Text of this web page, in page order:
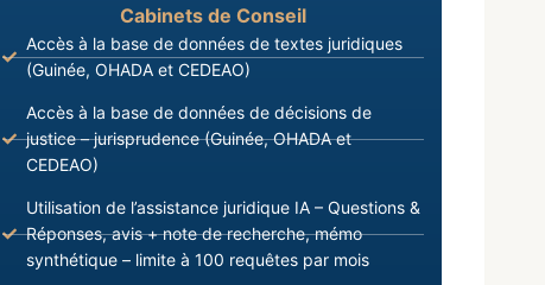
Cabinets de Conseil
Accès à la base de données de textes juridiques
(Guinée, OHADA et CEDEAO)
Accès à la base de données de décisions de
justice – jurisprudence (Guinée, OHADA et
CEDEAO)
Utilisation de l’assistance juridique IA – Questions &
Réponses, avis + note de recherche, mémo
synthétique – limite à 100 requêtes par mois